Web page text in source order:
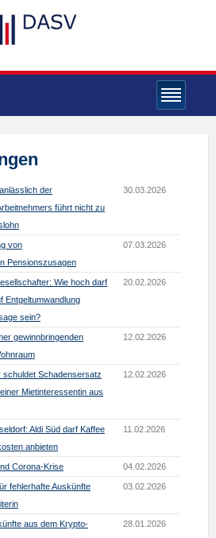
der
führt nicht zu
30.03.2026
von
Pensionszusagen
07.03.2026
Wie hoch darf
Entgeltumwandlung
sein?
20.02.2026
gewinnbringenden
12.02.2026
Schadensersatz
Mietinteressentin aus
12.02.2026
Aldi Süd darf Kaffee
anbieten
11.02.2026
Corona-Krise 04.02.2026
fehlerhafte Auskünfte
03.02.2026
aus dem Krypto-
28.01.2026